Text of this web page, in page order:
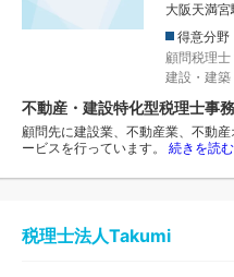
大阪天満宮
得意分野
顧問税理士
建設・建築
不動産・建設特化型税理士事
顧問先に建設業、不動産業、不動
ービスを行っています。 続きを読む
税理士法人Takumi